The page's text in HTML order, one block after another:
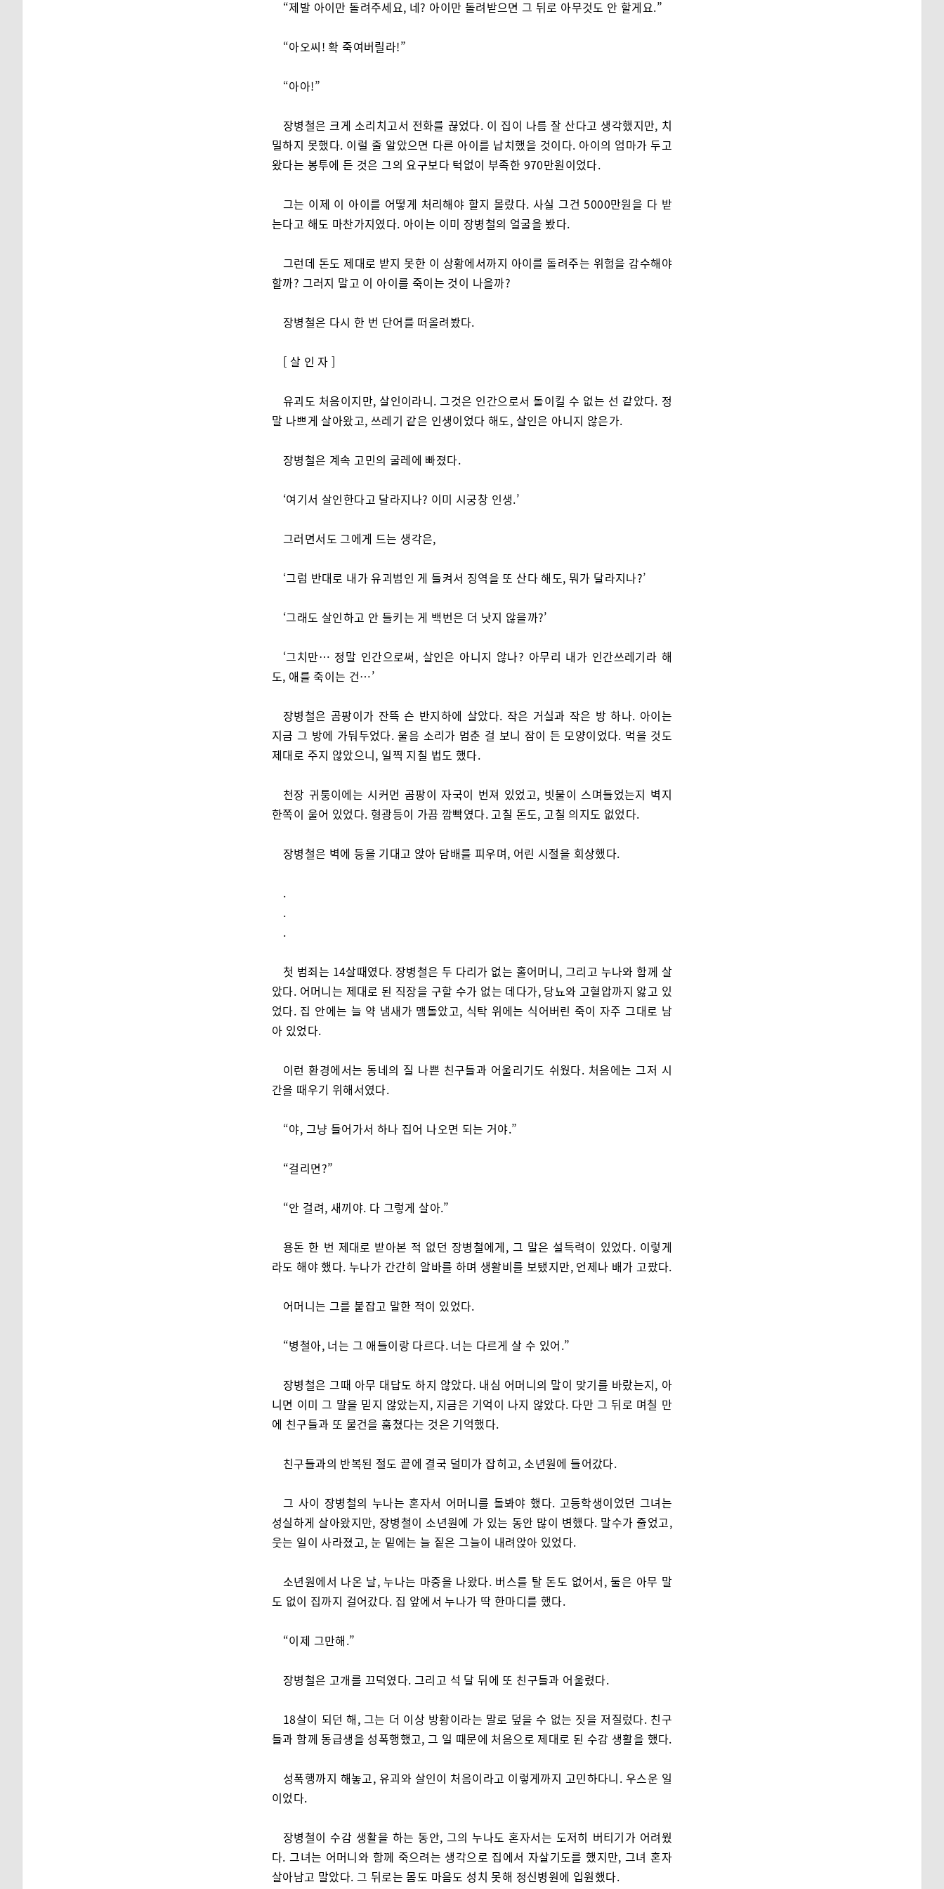
“제발 아이만 돌려주세요, 네? 아이만 돌려받으면 그 뒤로 아무것도 안 할게요.”
“아오씨! 확 죽여버릴라!”
“아아!”
장병철은 크게 소리치고서 전화를 끊었다. 이 집이 나름 잘 산다고 생각했지만, 치
밀하지 못했다. 이럴 줄 알았으면 다른 아이를 납치했을 것이다. 아이의 엄마가 두고
왔다는 봉투에 든 것은 그의 요구보다 턱없이 부족한 970만원이었다.
그는 이제 이 아이를 어떻게 처리해야 할지 몰랐다. 사실 그건 5000만원을 다 받
는다고 해도 마찬가지였다. 아이는 이미 장병철의 얼굴을 봤다.
그런데 돈도 제대로 받지 못한 이 상황에서까지 아이를 돌려주는 위험을 감수해야
할까? 그러지 말고 이 아이를 죽이는 것이 나을까?
장병철은 다시 한 번 단어를 떠올려봤다.
[ 살 인 자 ]
유괴도 처음이지만, 살인이라니. 그것은 인간으로서 돌이킬 수 없는 선 같았다. 정
말 나쁘게 살아왔고, 쓰레기 같은 인생이었다 해도, 살인은 아니지 않은가.
장병철은 계속 고민의 굴레에 빠졌다.
‘여기서 살인한다고 달라지나? 이미 시궁창 인생.’
그러면서도 그에게 드는 생각은,
‘그럼 반대로 내가 유괴범인 게 들켜서 징역을 또 산다 해도, 뭐가 달라지나?’
‘그래도 살인하고 안 들키는 게 백번은 더 낫지 않을까?’
‘그치만… 정말 인간으로써, 살인은 아니지 않나? 아무리 내가 인간쓰레기라 해
도, 애를 죽이는 건…’
장병철은 곰팡이가 잔뜩 슨 반지하에 살았다. 작은 거실과 작은 방 하나. 아이는
지금 그 방에 가둬두었다. 울음 소리가 멈춘 걸 보니 잠이 든 모양이었다. 먹을 것도
제대로 주지 않았으니, 일찍 지칠 법도 했다.
천장 귀퉁이에는 시커먼 곰팡이 자국이 번져 있었고, 빗물이 스며들었는지 벽지
한쪽이 울어 있었다. 형광등이 가끔 깜빡였다. 고칠 돈도, 고칠 의지도 없었다.
장병철은 벽에 등을 기대고 앉아 담배를 피우며, 어린 시절을 회상했다.
.
.
.
첫 범죄는 14살때였다. 장병철은 두 다리가 없는 홀어머니, 그리고 누나와 함께 살
았다. 어머니는 제대로 된 직장을 구할 수가 없는 데다가, 당뇨와 고혈압까지 앓고 있
었다. 집 안에는 늘 약 냄새가 맴돌았고, 식탁 위에는 식어버린 죽이 자주 그대로 남
아 있었다.
이런 환경에서는 동네의 질 나쁜 친구들과 어울리기도 쉬웠다. 처음에는 그저 시
간을 때우기 위해서였다.
“야, 그냥 들어가서 하나 집어 나오면 되는 거야.”
“걸리면?”
“안 걸려, 새끼야. 다 그렇게 살아.”
용돈 한 번 제대로 받아본 적 없던 장병철에게, 그 말은 설득력이 있었다. 이렇게
라도 해야 했다. 누나가 간간히 알바를 하며 생활비를 보탰지만, 언제나 배가 고팠다.
어머니는 그를 붙잡고 말한 적이 있었다.
“병철아, 너는 그 애들이랑 다르다. 너는 다르게 살 수 있어.”
장병철은 그때 아무 대답도 하지 않았다. 내심 어머니의 말이 맞기를 바랐는지, 아
니면 이미 그 말을 믿지 않았는지, 지금은 기억이 나지 않았다. 다만 그 뒤로 며칠 만
에 친구들과 또 물건을 훔쳤다는 것은 기억했다.
친구들과의 반복된 절도 끝에 결국 덜미가 잡히고, 소년원에 들어갔다.
그 사이 장병철의 누나는 혼자서 어머니를 돌봐야 했다. 고등학생이었던 그녀는
성실하게 살아왔지만, 장병철이 소년원에 가 있는 동안 많이 변했다. 말수가 줄었고,
웃는 일이 사라졌고, 눈 밑에는 늘 짙은 그늘이 내려앉아 있었다.
소년원에서 나온 날, 누나는 마중을 나왔다. 버스를 탈 돈도 없어서, 둘은 아무 말
도 없이 집까지 걸어갔다. 집 앞에서 누나가 딱 한마디를 했다.
“이제 그만해.”
장병철은 고개를 끄덕였다. 그리고 석 달 뒤에 또 친구들과 어울렸다.
18살이 되던 해, 그는 더 이상 방황이라는 말로 덮을 수 없는 짓을 저질렀다. 친구
들과 함께 동급생을 성폭행했고, 그 일 때문에 처음으로 제대로 된 수감 생활을 했다.
성폭행까지 해놓고, 유괴와 살인이 처음이라고 이렇게까지 고민하다니. 우스운 일
이었다.
장병철이 수감 생활을 하는 동안, 그의 누나도 혼자서는 도저히 버티기가 어려웠
다. 그녀는 어머니와 함께 죽으려는 생각으로 집에서 자살기도를 했지만, 그녀 혼자
살아남고 말았다. 그 뒤로는 몸도 마음도 성치 못해 정신병원에 입원했다.